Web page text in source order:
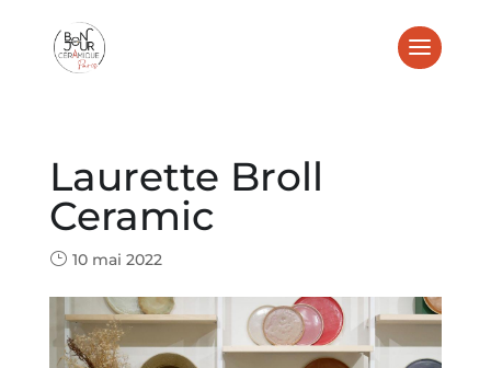
Laurette Broll
Ceramic
10 mai 2022